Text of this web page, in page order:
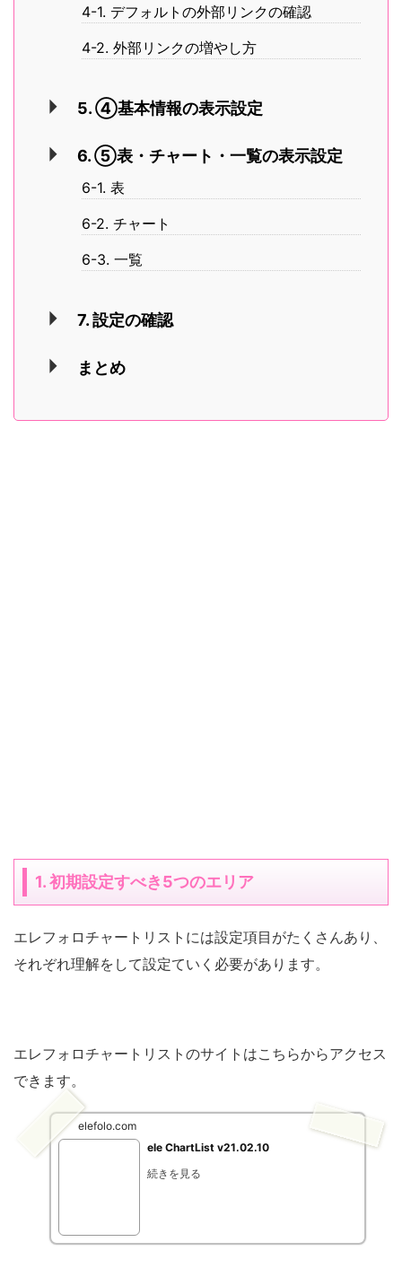
4-1. デフォルトの外部リンクの確認
4-2. 外部リンクの増やし方
5. ④基本情報の表示設定
6. ⑤表・チャート・一覧の表示設定
6-1. 表
6-2. チャート
6-3. 一覧
7. 設定の確認
まとめ
1. 初期設定すべき5つのエリア
エレフォロチャートリストには設定項目がたくさんあり、
それぞれ理解をして設定ていく必要があります。
エレフォロチャートリストのサイトはこちらからアクセス
できます。
elefolo.com
ele ChartList v21.02.10
続きを見る